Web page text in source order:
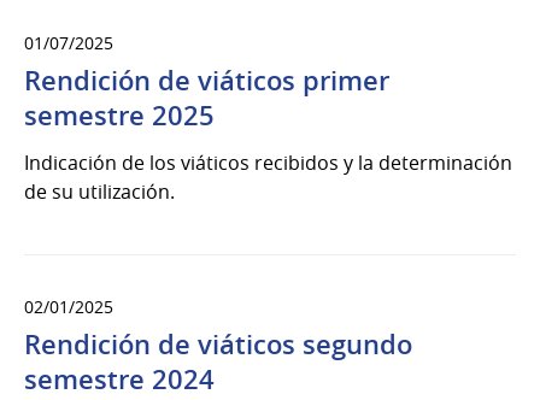
01/07/2025
Rendición de viáticos primer
semestre 2025
Indicación de los viáticos recibidos y la determinación
de su utilización.
02/01/2025
Rendición de viáticos segundo
semestre 2024